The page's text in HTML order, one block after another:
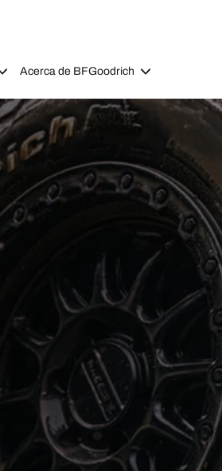
Acerca de BFGoodrich